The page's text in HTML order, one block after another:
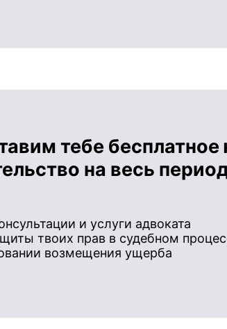
тебе
на весь
и услуги адвоката
твоих прав в судебном
возмещения ущерба